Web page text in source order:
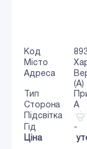
Код
Місто
Адреса
(А)
Тип
Сторона
A
Підсвітка
Гід
-
Ціна